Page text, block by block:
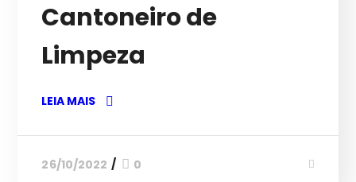
Cantoneiro de
Limpeza
LEIA MAIS
26/10/2022 0